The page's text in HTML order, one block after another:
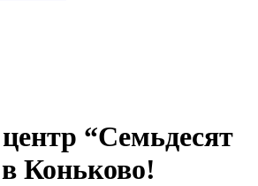
“Семьдесят
Коньково!